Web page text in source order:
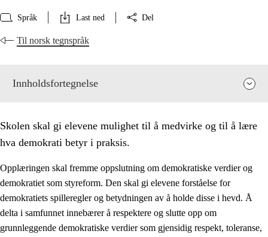
Språk Last ned Del
Til norsk tegnspråk
Innholdsfortegnelse
Skolen skal gi elevene mulighet til å medvirke og til å lære
hva demokrati betyr i praksis.
Opplæringen skal fremme oppslutning om demokratiske verdier og
demokratiet som styreform. Den skal gi elevene forståelse for
demokratiets spilleregler og betydningen av å holde disse i hevd. Å
delta i samfunnet innebærer å respektere og slutte opp om
grunnleggende demokratiske verdier som gjensidig respekt, toleranse,